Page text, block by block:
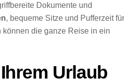
Dokumente und
, bequeme Sitze und Pufferzeit für
die ganze Reise in ein
Urlaub